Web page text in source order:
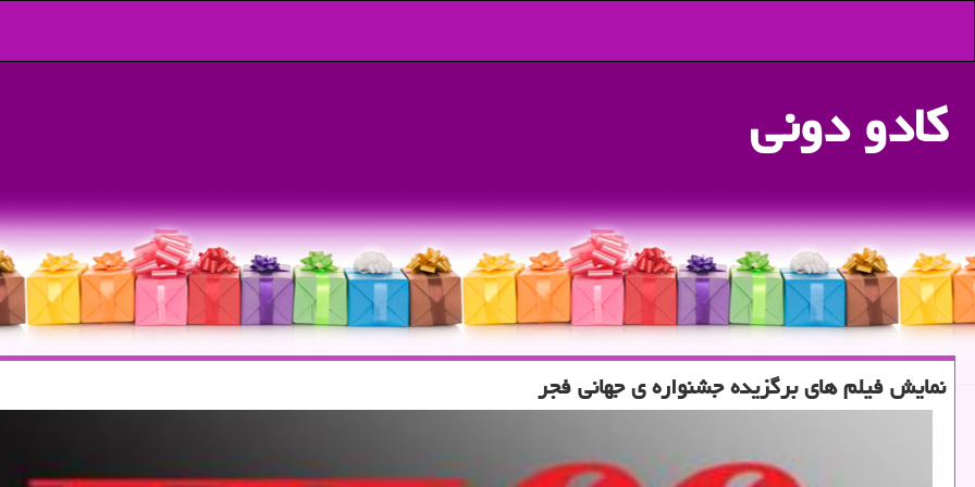
كادو دونی
نمایش فیلم های برگزیده جشنواره ی جهانی فجر